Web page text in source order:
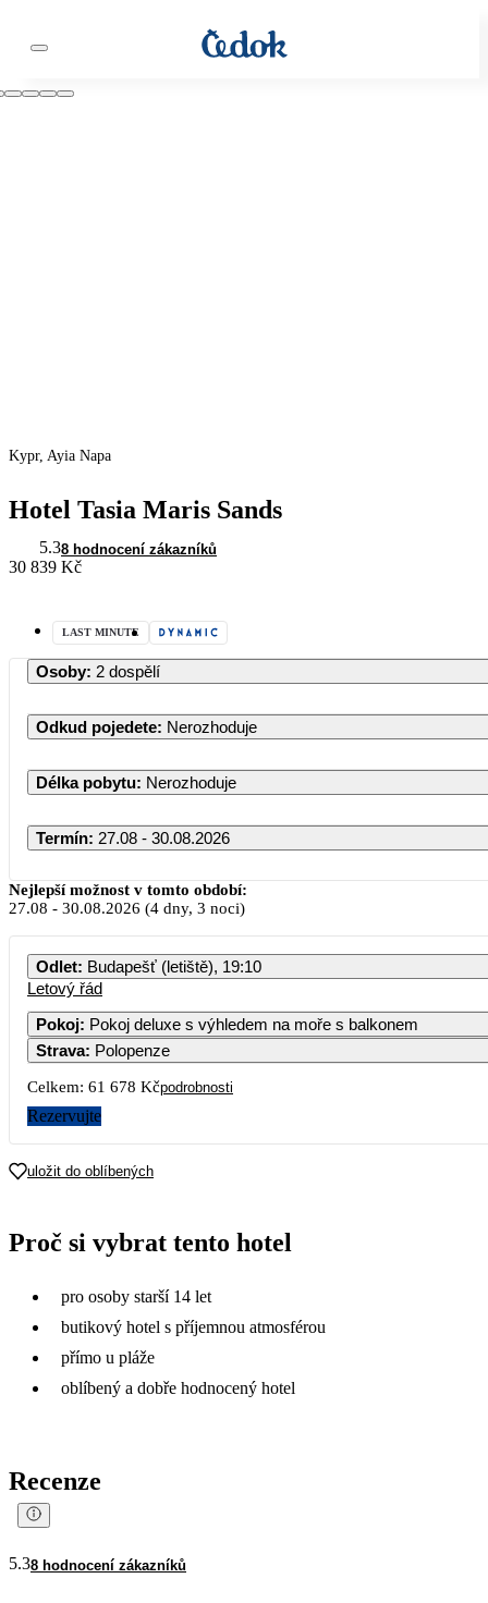
Kypr, Ayia Napa
Hotel Tasia Maris Sands
5.38 hodnocení zákazníků
30 839 Kč
LAST MINUTE
Osoby: 2 dospělí
Odkud pojedete: Nerozhoduje
Délka pobytu: Nerozhoduje
Termín: 27.08 - 30.08.2026
Srpen 2026
PO ÚT ST ČT PÁ SO
3
17
31 249
23 519
Nejlepší možnost v tomto období:
27.08 - 30.08.2026 (4 dny, 3 noci)
Odlet: Budapešť (letiště), 19:10
Letový řád
Pokoj:
Pokoj deluxe s výhledem na moře s balkonem
Strava: Polopenze
Celkem: 61 678 Kčpodrobnosti
Rezervujte
uložit do oblíbených
Proč si vybrat tento hotel
pro osoby starší 14 let
butikový hotel s příjemnou atmosférou
přímo u pláže
oblíbený a dobře hodnocený hotel
Recenze
5.38 hodnocení zákazníků